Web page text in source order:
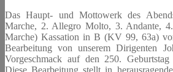
Das Haupt- und Mottowerk des
Marche, 2. Allegro Molto, 3. Andante,
Marche) Kassation in B (KV 99, 63a)
Bearbeitung von unserem Dirigenten
Vorgeschmack auf den 250.
Diese Bearbeitung stellt in